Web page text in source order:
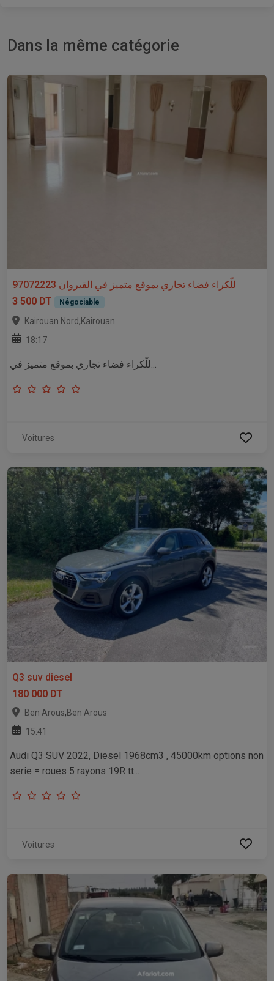
Dans la même catégorie
للّكراء فضاء تجاري بموقع متميز في القيروان 97072223
3 500 DT
Négociable
Kairouan Nord,Kairouan
18:17
للّكراء فضاء تجاري بموقع متميز في...
Voitures
Q3 suv diesel
180 000 DT
Ben Arous,Ben Arous
15:41
Audi Q3 SUV 2022, Diesel 1968cm3 , 45000km options non
serie = roues 5 rayons 19R tt...
Voitures